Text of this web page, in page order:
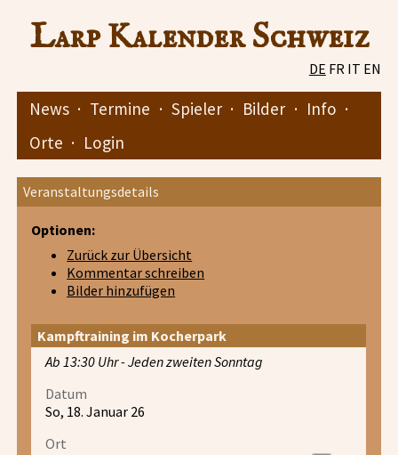
Larp Kalender Schweiz
DE FR IT EN
News · Termine · Spieler · Bilder · Info ·
Orte · Login
Veranstaltungsdetails
Optionen:
Zurück zur Übersicht
Kommentar schreiben
Bilder hinzufügen
Kampftraining im Kocherpark
Ab 13:30 Uhr - Jeden zweiten Sonntag
Datum
So, 18. Januar 26
Ort